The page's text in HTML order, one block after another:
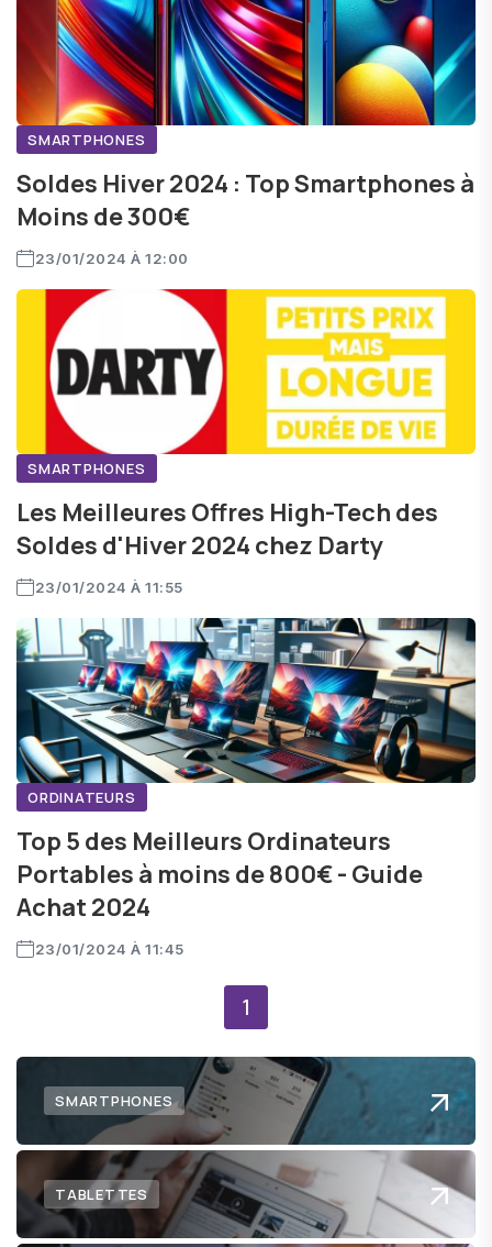
SMARTPHONES
Soldes Hiver 2024 : Top Smartphones à
Moins de 300€
23/01/2024 À 12:00
SMARTPHONES
Les Meilleures Offres High-Tech des
Soldes d'Hiver 2024 chez Darty
23/01/2024 À 11:55
ORDINATEURS
Top 5 des Meilleurs Ordinateurs
Portables à moins de 800€ - Guide
Achat 2024
23/01/2024 À 11:45
1
SMARTPHONES
TABLETTES